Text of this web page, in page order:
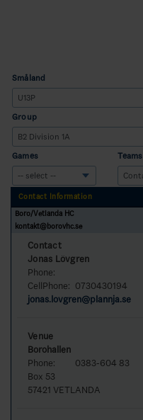
Småland
Group
Games Teams
Contact Information
Boro/Vetlanda HC
kontakt@borovhc.se
Contact
Jonas Lövgren
Phone:
CellPhone: 0730430194
jonas.lovgren@plannja.se
Venue
Borohallen
Phone:
0383-604 83
Box 53
57421 VETLANDA